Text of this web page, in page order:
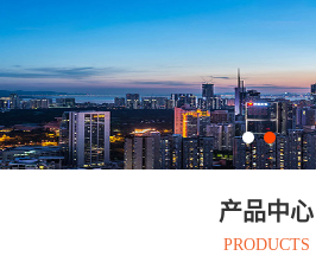
产品中心
PRODUCTS